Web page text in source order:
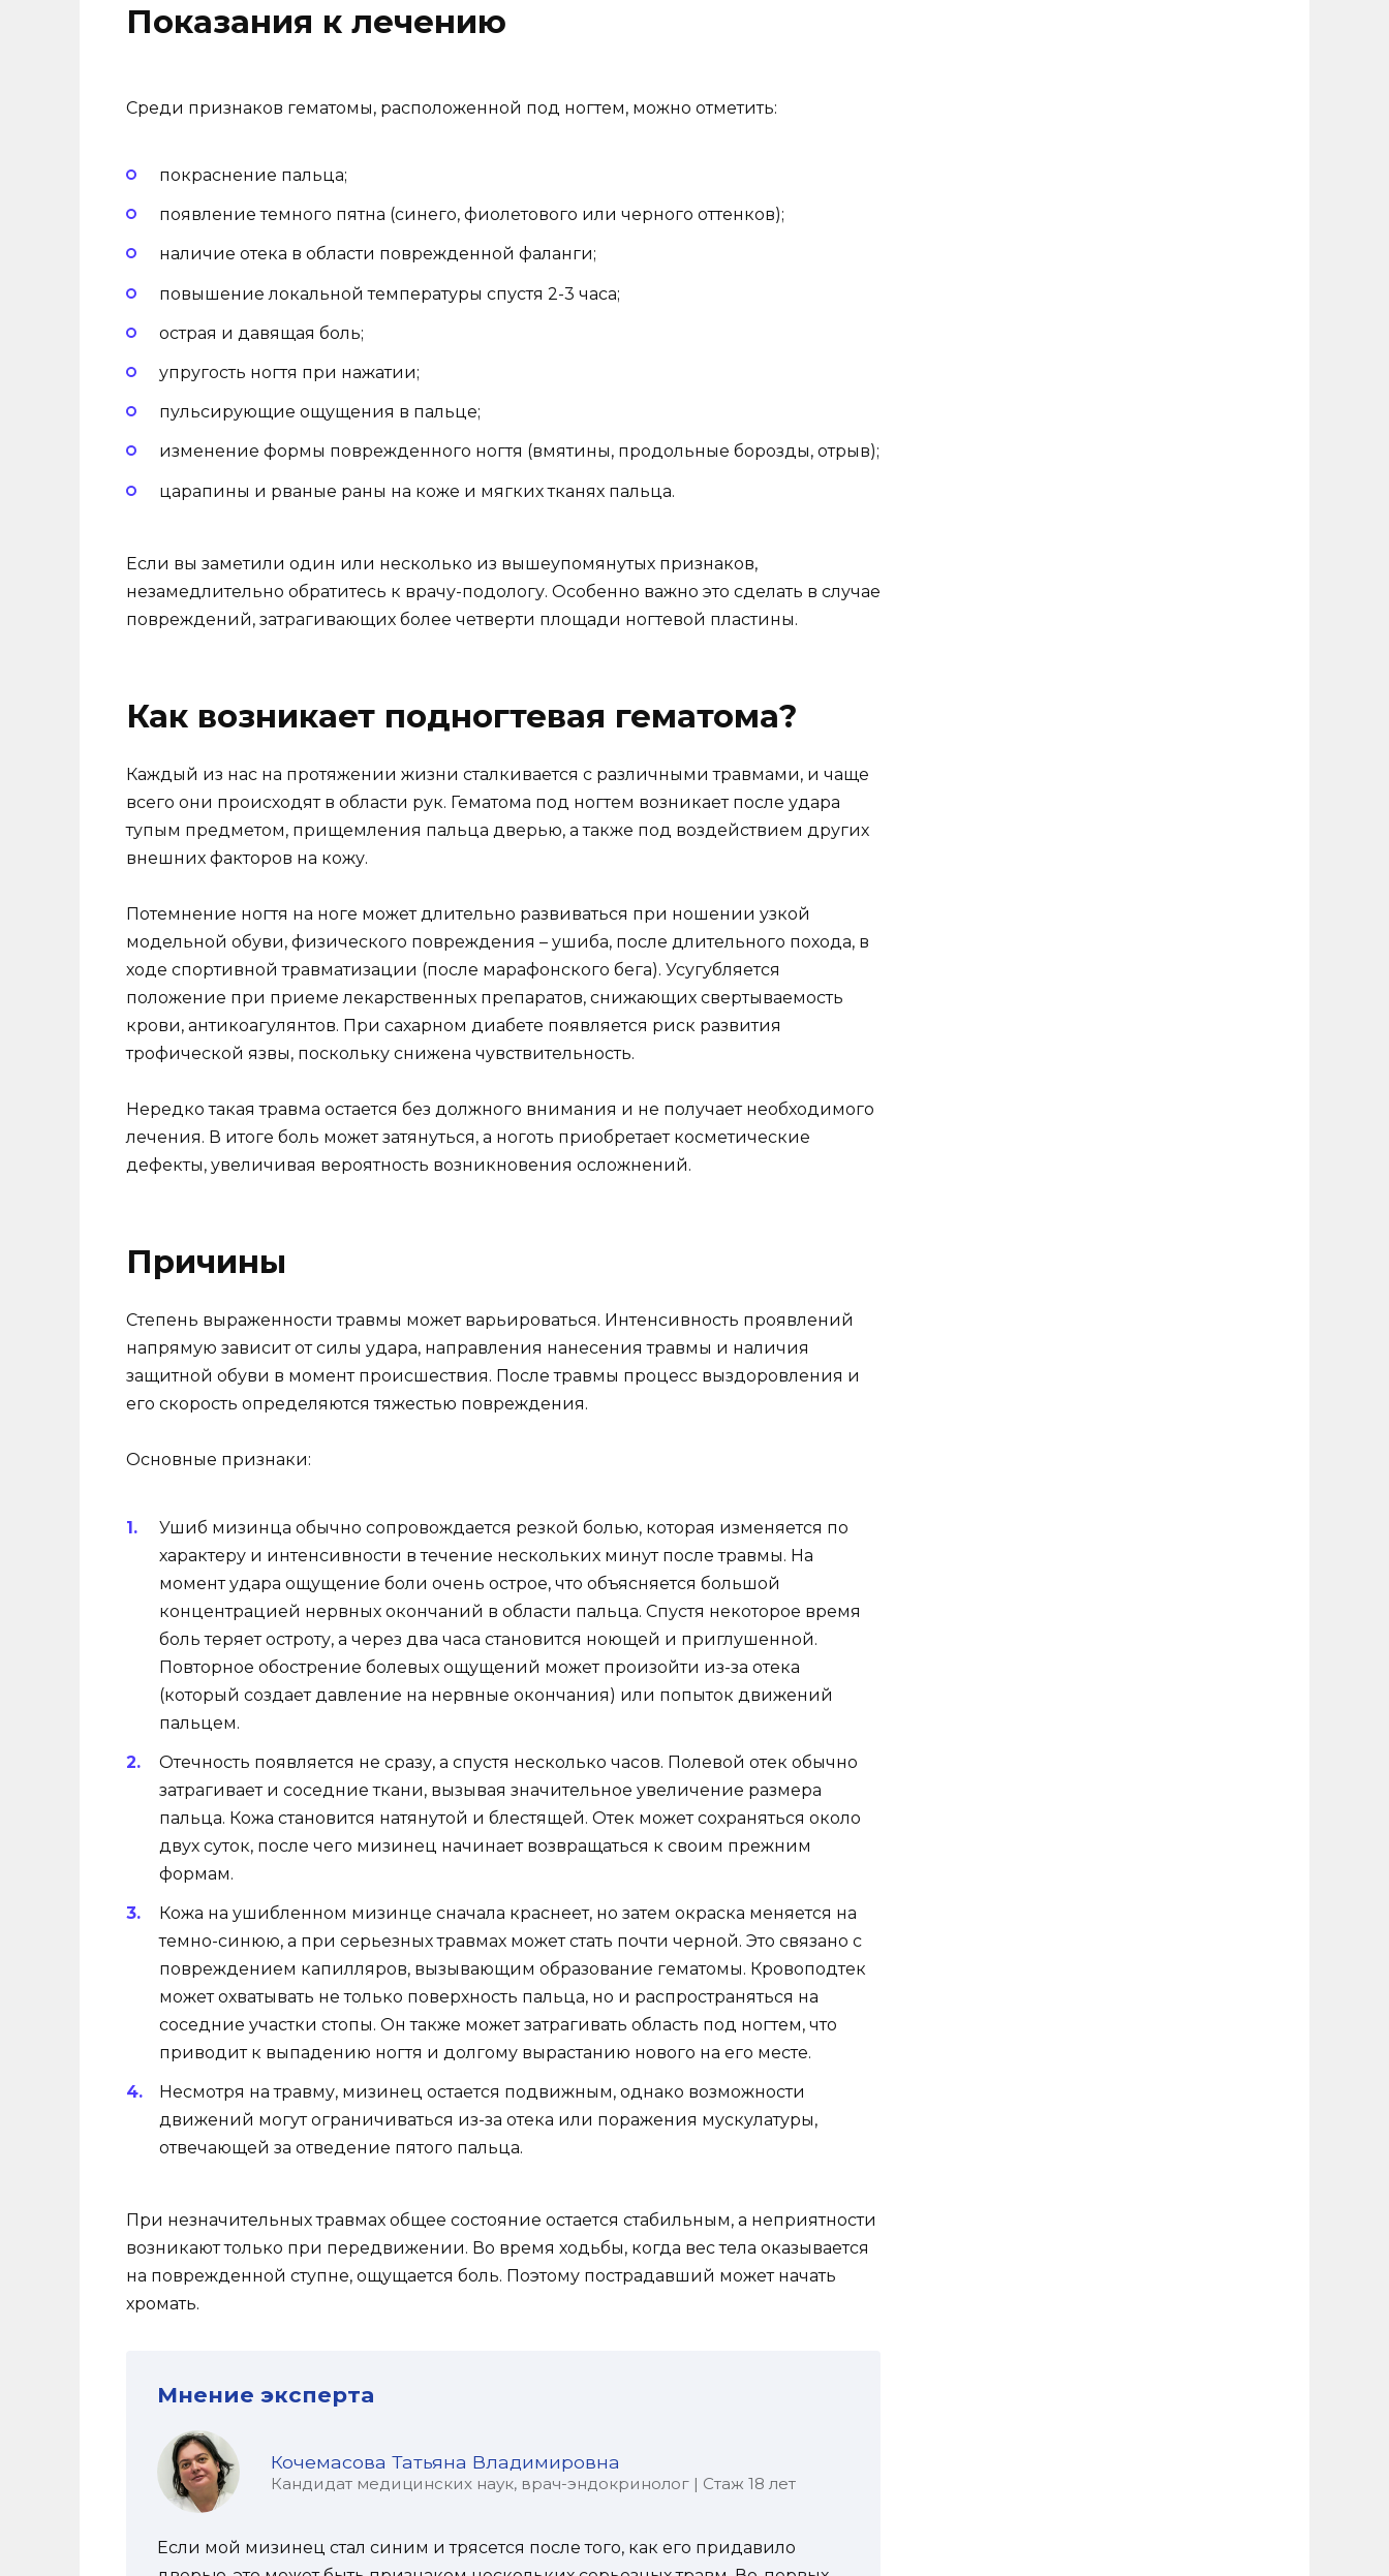
Показания к лечению
Среди признаков гематомы, расположенной под ногтем, можно отметить:
покраснение пальца;
появление темного пятна (синего, фиолетового или черного оттенков);
наличие отека в области поврежденной фаланги;
повышение локальной температуры спустя 2-3 часа;
острая и давящая боль;
упругость ногтя при нажатии;
пульсирующие ощущения в пальце;
изменение формы поврежденного ногтя (вмятины, продольные борозды, отрыв);
царапины и рваные раны на коже и мягких тканях пальца.
Если вы заметили один или несколько из вышеупомянутых признаков,
незамедлительно обратитесь к врачу-подологу. Особенно важно это сделать в случае
повреждений, затрагивающих более четверти площади ногтевой пластины.
Как возникает подногтевая гематома?
Каждый из нас на протяжении жизни сталкивается с различными травмами, и чаще
всего они происходят в области рук. Гематома под ногтем возникает после удара
тупым предметом, прищемления пальца дверью, а также под воздействием других
внешних факторов на кожу.
Потемнение ногтя на ноге может длительно развиваться при ношении узкой
модельной обуви, физического повреждения – ушиба, после длительного похода, в
ходе спортивной травматизации (после марафонского бега). Усугубляется
положение при приеме лекарственных препаратов, снижающих свертываемость
крови, антикоагулянтов. При сахарном диабете появляется риск развития
трофической язвы, поскольку снижена чувствительность.
Нередко такая травма остается без должного внимания и не получает необходимого
лечения. В итоге боль может затянуться, а ноготь приобретает косметические
дефекты, увеличивая вероятность возникновения осложнений.
Причины
Степень выраженности травмы может варьироваться. Интенсивность проявлений
напрямую зависит от силы удара, направления нанесения травмы и наличия
защитной обуви в момент происшествия. После травмы процесс выздоровления и
его скорость определяются тяжестью повреждения.
Основные признаки:
Ушиб мизинца обычно сопровождается резкой болью, которая изменяется по
характеру и интенсивности в течение нескольких минут после травмы. На
момент удара ощущение боли очень острое, что объясняется большой
концентрацией нервных окончаний в области пальца. Спустя некоторое время
боль теряет остроту, а через два часа становится ноющей и приглушенной.
Повторное обострение болевых ощущений может произойти из-за отека
(который создает давление на нервные окончания) или попыток движений
пальцем.
Отечность появляется не сразу, а спустя несколько часов. Полевой отек обычно
затрагивает и соседние ткани, вызывая значительное увеличение размера
пальца. Кожа становится натянутой и блестящей. Отек может сохраняться около
двух суток, после чего мизинец начинает возвращаться к своим прежним
формам.
Кожа на ушибленном мизинце сначала краснеет, но затем окраска меняется на
темно-синюю, а при серьезных травмах может стать почти черной. Это связано с
повреждением капилляров, вызывающим образование гематомы. Кровоподтек
может охватывать не только поверхность пальца, но и распространяться на
соседние участки стопы. Он также может затрагивать область под ногтем, что
приводит к выпадению ногтя и долгому вырастанию нового на его месте.
Несмотря на травму, мизинец остается подвижным, однако возможности
движений могут ограничиваться из-за отека или поражения мускулатуры,
отвечающей за отведение пятого пальца.
При незначительных травмах общее состояние остается стабильным, а неприятности
возникают только при передвижении. Во время ходьбы, когда вес тела оказывается
на поврежденной ступне, ощущается боль. Поэтому пострадавший может начать
хромать.
Мнение эксперта
Кочемасова Татьяна Владимировна
Кандидат медицинских наук, врач-эндокринолог | Стаж 18 лет
Если мой мизинец стал синим и трясется после того, как его придавило